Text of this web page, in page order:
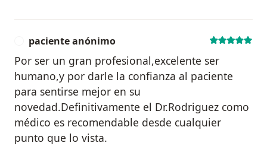
paciente anónimo
Por ser un gran profesional,excelente ser
humano,y por darle la confianza al paciente
para sentirse mejor en su
novedad.Definitivamente el Dr.Rodriguez como
médico es recomendable desde cualquier
punto que lo vista.